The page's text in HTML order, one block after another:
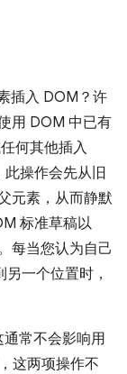
插入 DOM？许
用 DOM 中已有
任何其他插入
操作会先从旧
元素，从而静默
标准草稿以
每当您认为自己
一个位置时，
通常不会影响用
这两项操作不